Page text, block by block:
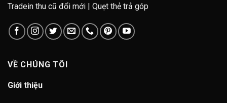
Tradein thu cũ đổi mới | Quẹt thẻ trả góp
VỀ CHÚNG TÔI
Giới thiệu